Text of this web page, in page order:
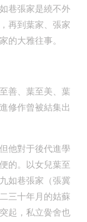
巷張家是繞不外
再到葉家、張家
的大雅往事。
善、葉至美、葉
修作曾被結集出
他對于後代進學
的。以女兒葉至
如巷張家（張冀
三十年月的姑蘇
起，私立黌舍也